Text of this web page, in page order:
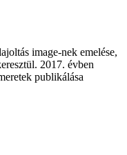
image-nek emelése,
2017. évben
publikálása